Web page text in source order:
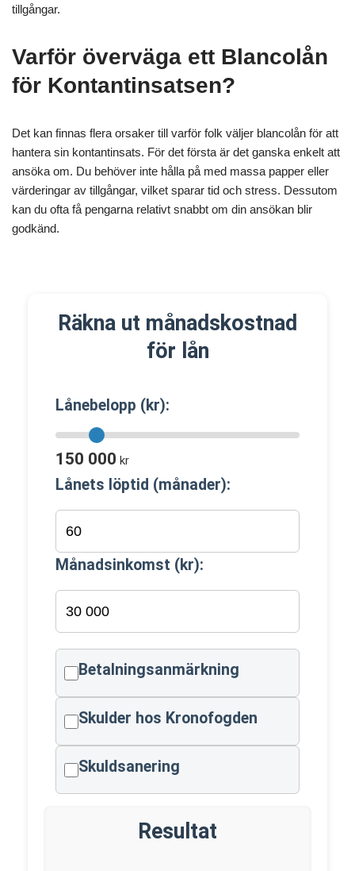
tillgångar.
Varför överväga ett Blancolån
för Kontantinsatsen?
Det kan finnas flera orsaker till varför folk väljer blancolån för att
hantera sin kontantinsats. För det första är det ganska enkelt att
ansöka om. Du behöver inte hålla på med massa papper eller
värderingar av tillgångar, vilket sparar tid och stress. Dessutom
kan du ofta få pengarna relativt snabbt om din ansökan blir
godkänd.
Räkna ut månadskostnad
för lån
Lånebelopp (kr):
150 000 kr
Lånets löptid (månader):
Månadsinkomst (kr):
Betalningsanmärkning
Skulder hos Kronofogden
Skuldsanering
Resultat